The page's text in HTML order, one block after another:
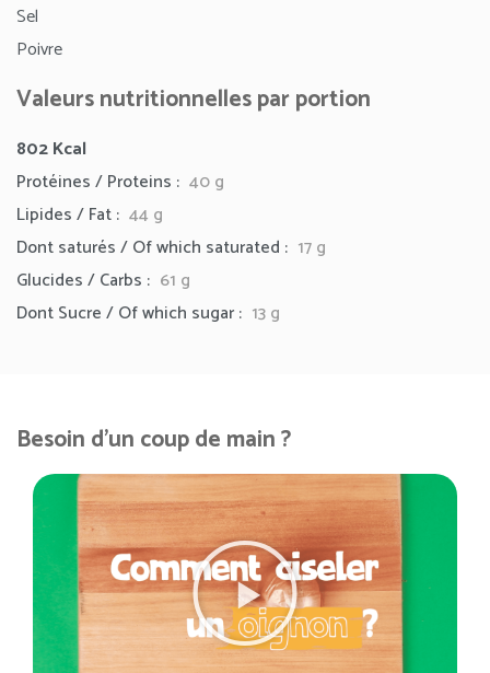
Sel
Poivre
Valeurs nutritionnelles par portion
802Kcal
Protéines / Proteins : 40 g
Lipides / Fat : 44 g
Dont saturés / Of which saturated : 17 g
Glucides / Carbs : 61 g
Dont Sucre / Of which sugar : 13 g
Besoin d'un coup de main ?